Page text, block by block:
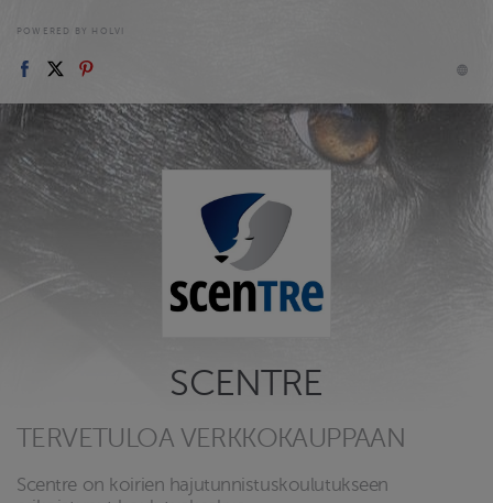
POWERED BY HOLVI
SCENTRE
TERVETULOA VERKKOKAUPPAAN
Scentre on koirien hajutunnistuskoulutukseen